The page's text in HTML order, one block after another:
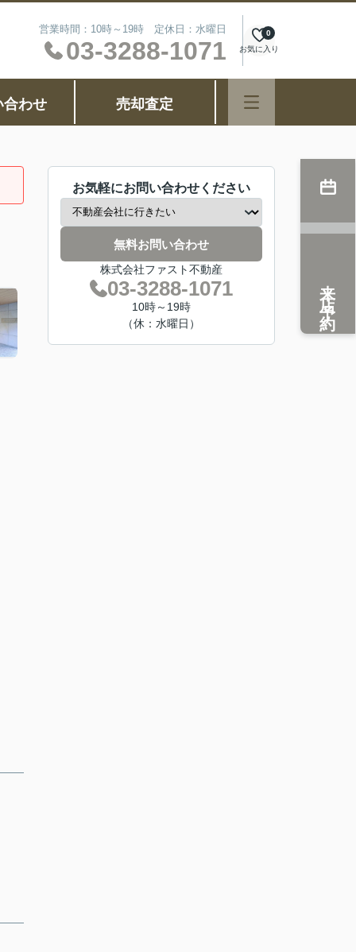
営業時間：10時～19時 定休日：水曜日
03-3288-1071 お気に入り
0
合わせ 売却査定
お気軽にお問い合わせください
無料お問い合わせ
株式会社ファスト不動産
03-3288-1071
10時～19時
（休：水曜日）
来店予約